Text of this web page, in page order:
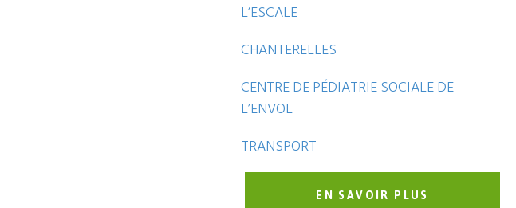
L’ESCALE
CHANTERELLES
CENTRE DE PÉDIATRIE SOCIALE DE
L’ENVOL
TRANSPORT
EN SAVOIR PLUS